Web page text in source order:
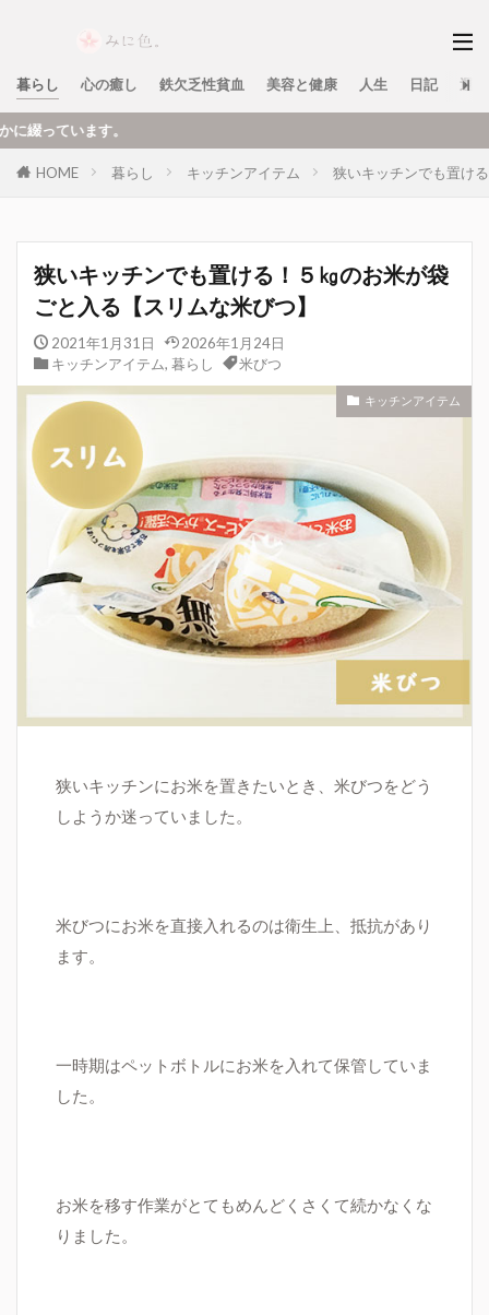
暮らし 心の癒し 鉄欠乏性貧血 美容と健康 人生 日記 運
HOME 暮らし キッチンアイテム 狭いキッチンでも置け
狭いキッチンでも置ける！５㎏のお米が袋
ごと入る【スリムな米びつ】
2021年1月31日
2026年1月24日
キッチンアイテム, 暮らし 米びつ
キッチンアイテム
狭いキッチンにお米を置きたいとき、米びつをどう
しようか迷っていました。
米びつにお米を直接入れるのは衛生上、抵抗があり
ます。
一時期はペットボトルにお米を入れて保管していま
した。
お米を移す作業がとてもめんどくさくて続かなくな
りました。